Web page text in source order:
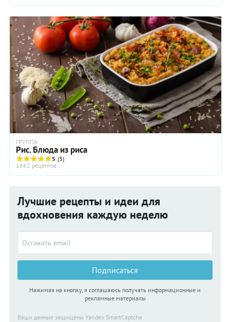
ГРУППА
Рис. Блюда из риса
5 (3)
1662 рецептов
Лучшие рецепты и идеи для
вдохновения каждую неделю
Подписаться
Нажимая на кнопку, я соглашаюсь получать информационные и
рекламные материалы
Ваши данные защищены Yandex SmartCaptcha